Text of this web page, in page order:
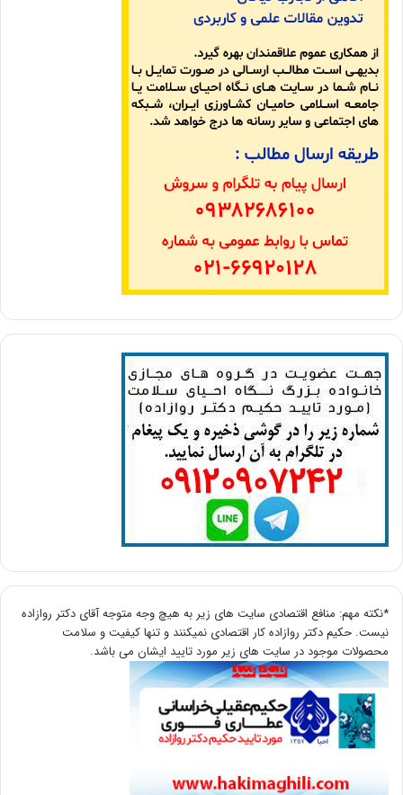
*نکته مهم: منافع اقتصادی سایت های زیر به هیچ وجه متوجه آقای دکتر روازاده
نیست. حکیم دکتر روازاده کار اقتصادی نمیکنند و تنها کیفیت و سلامت
محصولات موجود در سایت های زیر مورد تایید ایشان می باشد.